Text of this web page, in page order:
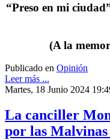
“Preso en mi
(A la
Publicado en Opinión
Leer más ...
Martes, 18 Junio 2024
La canciller
por las